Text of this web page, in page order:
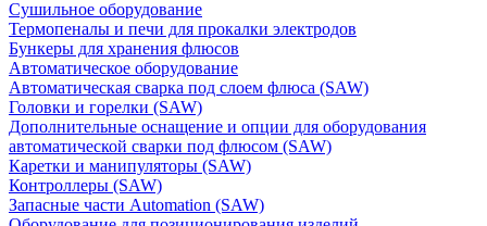
Сушильное оборудование
Термопеналы и печи для прокалки электродов
Бункеры для хранения флюсов
Автоматическое оборудование
Автоматическая сварка под слоем флюса (SAW)
Головки и горелки (SAW)
Дополнительные оснащение и опции для оборудования
автоматической сварки под флюсом (SAW)
Каретки и манипуляторы (SAW)
Контроллеры (SAW)
Запасные части Automation (SAW)